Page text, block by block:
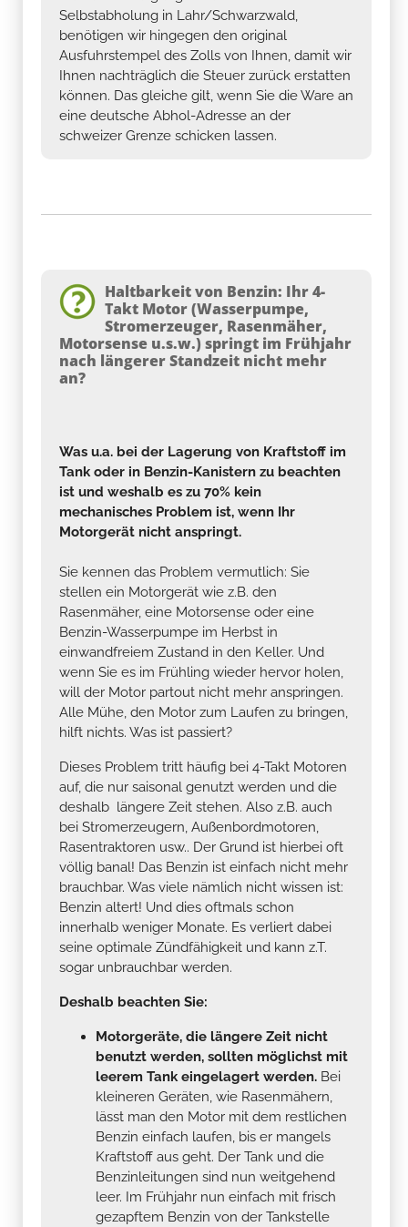
Selbstabholung in Lahr/Schwarzwald,
benötigen wir hingegen den original
Ausfuhrstempel des Zolls von Ihnen, damit wir
Ihnen nachträglich die Steuer zurück erstatten
können. Das gleiche gilt, wenn Sie die Ware an
eine deutsche Abhol-Adresse an der
schweizer Grenze schicken lassen.
Haltbarkeit von Benzin: Ihr 4-
Takt Motor (Wasserpumpe,
Stromerzeuger, Rasenmäher,
Motorsense u.s.w.) springt im Frühjahr
nach längerer Standzeit nicht mehr
an?
Was u.a. bei der Lagerung von Kraftstoff im
Tank oder in Benzin-Kanistern zu beachten
ist und weshalb es zu 70% kein
mechanisches Problem ist, wenn Ihr
Motorgerät nicht anspringt.
Sie kennen das Problem vermutlich: Sie
stellen ein Motorgerät wie z.B. den
Rasenmäher, eine Motorsense oder eine
Benzin-Wasserpumpe im Herbst in
einwandfreiem Zustand in den Keller. Und
wenn Sie es im Frühling wieder hervor holen,
will der Motor partout nicht mehr anspringen.
Alle Mühe, den Motor zum Laufen zu bringen,
hilft nichts. Was ist passiert?
Dieses Problem tritt häufig bei 4-Takt Motoren
auf, die nur saisonal genutzt werden und die
deshalb längere Zeit stehen. Also z.B. auch
bei Stromerzeugern, Außenbordmotoren,
Rasentraktoren usw.. Der Grund ist hierbei oft
völlig banal! Das Benzin ist einfach nicht mehr
brauchbar. Was viele nämlich nicht wissen ist:
Benzin altert! Und dies oftmals schon
innerhalb weniger Monate. Es verliert dabei
seine optimale Zündfähigkeit und kann z.T.
sogar unbrauchbar werden.
Deshalb beachten Sie:
Motorgeräte, die längere Zeit nicht
benutzt werden, sollten möglichst mit
leerem Tank eingelagert werden. Bei
kleineren Geräten, wie Rasenmähern,
lässt man den Motor mit dem restlichen
Benzin einfach laufen, bis er mangels
Kraftstoff aus geht. Der Tank und die
Benzinleitungen sind nun weitgehend
leer. Im Frühjahr nun einfach mit frisch
gezapftem Benzin von der Tankstelle